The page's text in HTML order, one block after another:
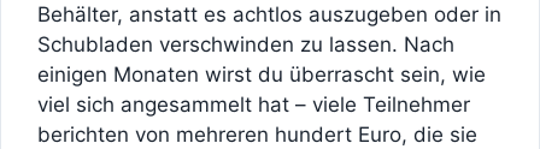
Behälter, anstatt es achtlos auszugeben oder in
Schubladen verschwinden zu lassen. Nach
einigen Monaten wirst du überrascht sein, wie
viel sich angesammelt hat – viele Teilnehmer
berichten von mehreren hundert Euro, die sie